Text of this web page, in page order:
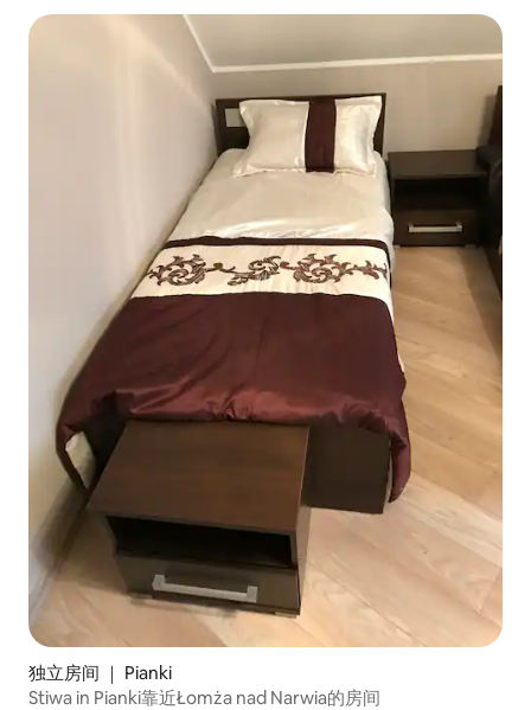
独立房间 ｜ Pianki
Stiwa in Pianki靠近Łomża nad Narwia的房间